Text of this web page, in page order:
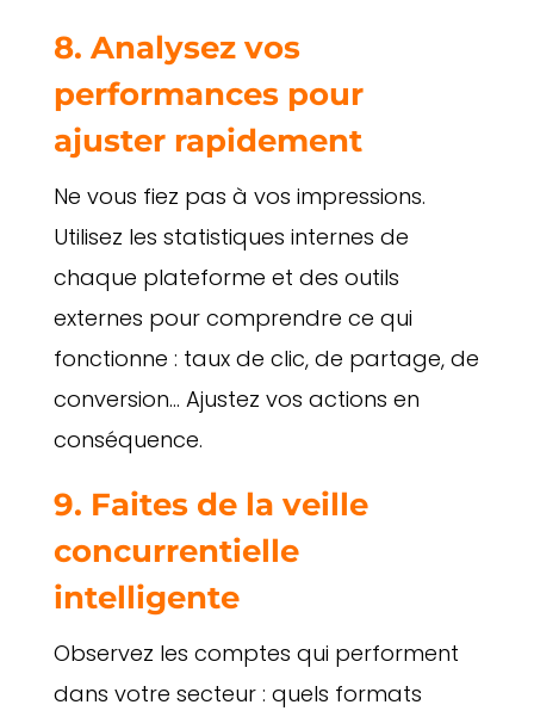
8. Analysez vos
performances pour
ajuster rapidement
Ne vous fiez pas à vos impressions.
Utilisez les statistiques internes de
chaque plateforme et des outils
externes pour comprendre ce qui
fonctionne : taux de clic, de partage, de
conversion… Ajustez vos actions en
conséquence.
9. Faites de la veille
concurrentielle
intelligente
Observez les comptes qui performent
dans votre secteur : quels formats